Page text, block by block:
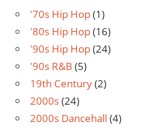
'70s Hip Hop(1)
'80s Hip Hop(16)
'90s Hip Hop(24)
'90s R&B (5)
19th Century(2)
2000s(24)
2000s Dancehall (4)